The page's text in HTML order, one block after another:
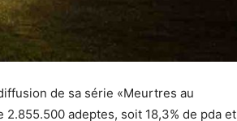
de sa série «Meurtres au
adeptes, soit 18,3% de pda et